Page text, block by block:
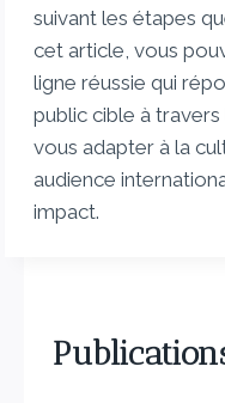
suivant les étapes
cet article, vous
ligne réussie qui
public cible à travers
vous adapter à la
audience
impact.